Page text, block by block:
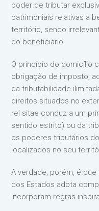
poder de tributar
patrimoniais relativas a
território, sendo
do beneficiário.
O princípio do domicílio
obrigação de imposto,
da tributabilidade
direitos situados no
rei sitae conduz a um
sentido estrito) ou da
os poderes tributários
localizados no seu
A verdade, porém, é
dos Estados adota
incorporam regras